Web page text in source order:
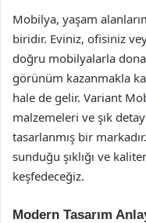
Mobilya, yaşam
biridir. Eviniz, ofisiniz
doğru mobilyalarla
görünüm kazanmakla
hale de gelir. Variant
malzemeleri ve şık
tasarlanmış bir
sunduğu şıklığı ve
keşfedeceğiz.
Modern Tasarım